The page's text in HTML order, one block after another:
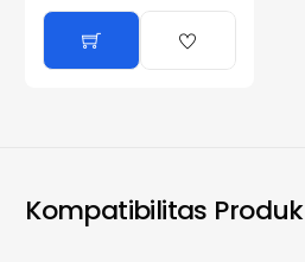
Kompatibilitas Produk